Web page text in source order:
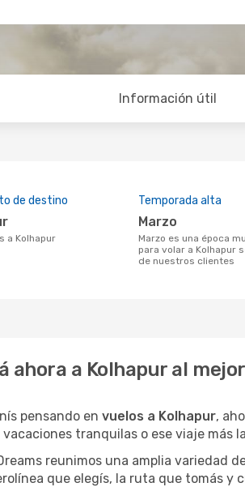
Información útil
de destino
a Kolhapur
Temporada alta
marzo
marzo es una época muy concurrida
para volar a Kolhapur
de nuestros clientes
ahora a Kolhapur al
pensando en vuelos a Kolhapur,
vacaciones tranquilas o ese viaje más
reunimos una amplia variedad
que elegís, la ruta que tomás y